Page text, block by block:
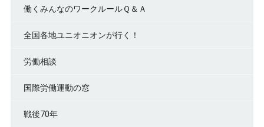
働くみんなのワークルールＱ＆Ａ
全国各地ユニオニオンが行く！
労働相談
国際労働運動の窓
戦後70年